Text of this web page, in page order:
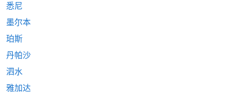
悉尼
墨尔本
珀斯
丹帕沙
泗水
雅加达